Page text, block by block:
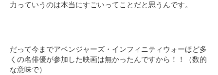
力っていうのは本当にすごいってことだと思うんです。
だって今までアベンジャーズ・インフィニティウォーほど多
くの名俳優が参加した映画は無かったんですから！！（数的
な意味で）